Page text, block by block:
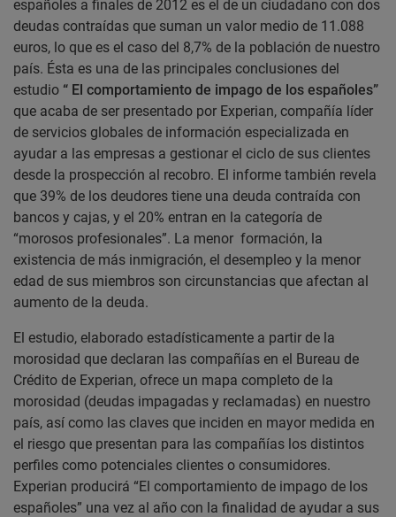
españoles a finales de 2012 es el de un ciudadano con dos
deudas contraídas que suman un valor medio de 11.088
euros, lo que es el caso del 8,7% de la población de nuestro
país. Ésta es una de las principales conclusiones del
estudio “ El comportamiento de impago de los españoles”
que acaba de ser presentado por Experian, compañía líder
de servicios globales de información especializada en
ayudar a las empresas a gestionar el ciclo de sus clientes
desde la prospección al recobro. El informe también revela
que 39% de los deudores tiene una deuda contraída con
bancos y cajas, y el 20% entran en la categoría de
“morosos profesionales”. La menor formación, la
existencia de más inmigración, el desempleo y la menor
edad de sus miembros son circunstancias que afectan al
aumento de la deuda.
El estudio, elaborado estadísticamente a partir de la
morosidad que declaran las compañías en el Bureau de
Crédito de Experian, ofrece un mapa completo de la
morosidad (deudas impagadas y reclamadas) en nuestro
país, así como las claves que inciden en mayor medida en
el riesgo que presentan para las compañías los distintos
perfiles como potenciales clientes o consumidores.
Experian producirá “El comportamiento de impago de los
españoles” una vez al año con la finalidad de ayudar a sus